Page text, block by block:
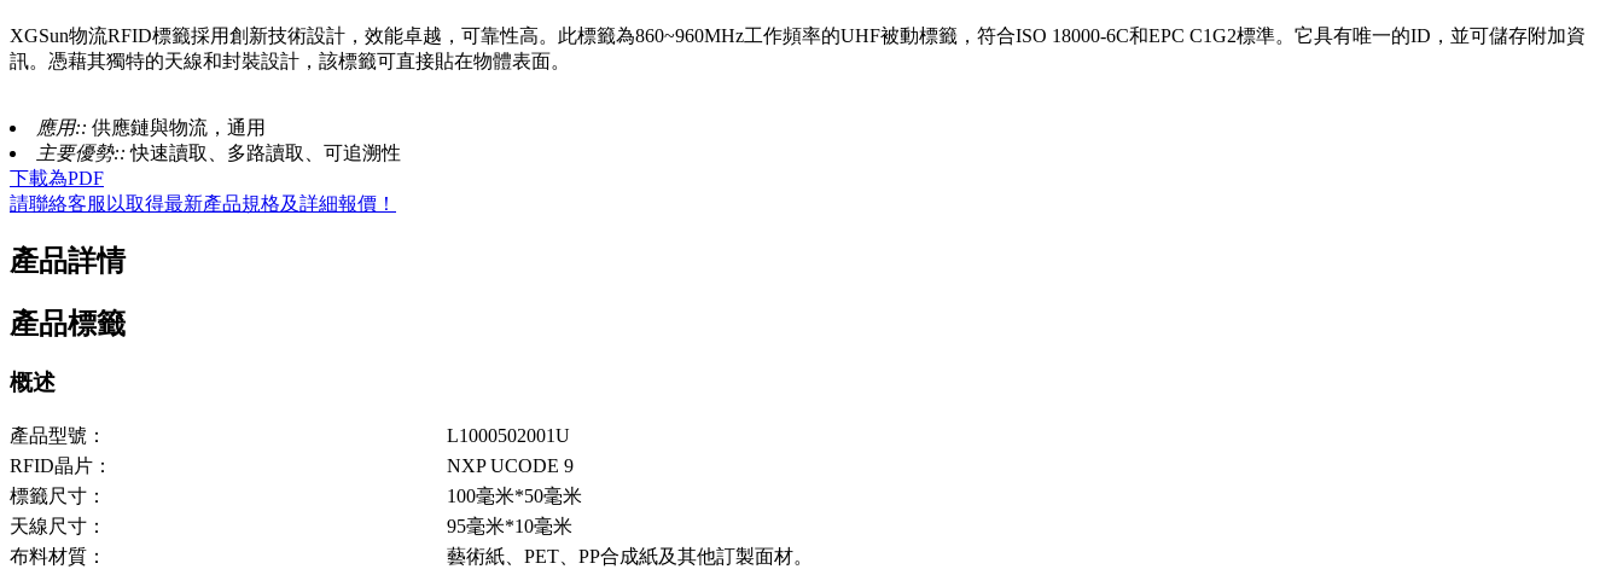
XGSun物流RFID標籤採用創新技術設計，效能卓越，可靠性高。此標籤為860~960MHz工作頻率的UHF被動標籤，符合ISO 18000-6C和EPC C1G2標準。它具有唯一的ID，並可儲存附加資
訊。憑藉其獨特的天線和封裝設計，該標籤可直接貼在物體表面。
應用:: 供應鏈與物流，通用
主要優勢::快速讀取、多路讀取、可追溯性
下載為PDF
請聯絡客服以取得最新產品規格及詳細報價！
產品詳情
產品標籤
概述
產品型號：
L1000502001U
RFID晶片：
NXP UCODE 9
標籤尺寸：
100毫米*50毫米
天線尺寸：
95毫米*10毫米
布料材質：
藝術紙、PET、PP合成紙及其他訂製面材。